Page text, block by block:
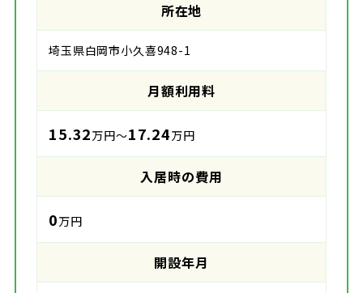
所在地
埼玉県白岡市小久喜948-1
月額利用料
15.32万円～17.24万円
入居時の費用
0万円
開設年月